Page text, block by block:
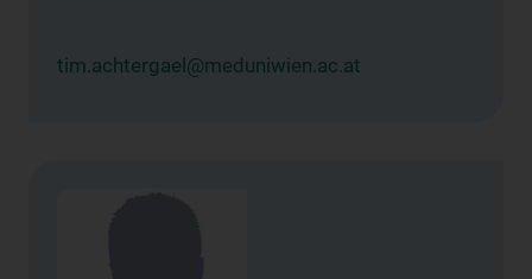
tim.achtergael@meduniwien.ac.at